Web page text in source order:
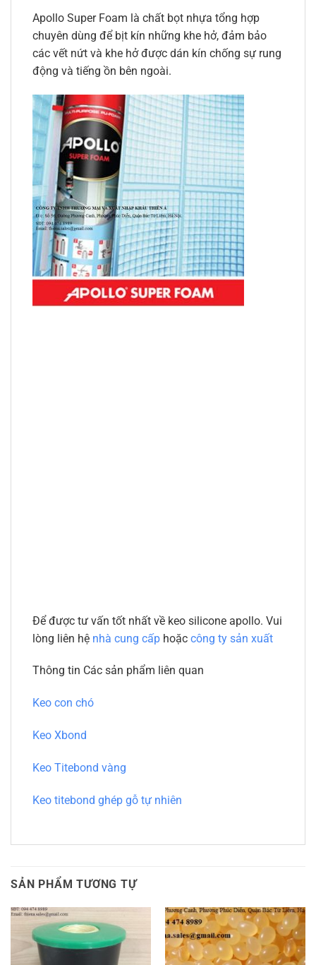
Apollo Super Foam là chất bọt nhựa tổng hợp
chuyên dùng để bịt kín những khe hở, đảm bảo
các vết nứt và khe hở được dán kín chống sự rung
động và tiếng ồn bên ngoài.
Để được tư vấn tốt nhất về keo silicone apollo. Vui
lòng liên hệ nhà cung cấp hoặc công ty sản xuất
Thông tin Các sản phẩm liên quan
Keo con chó
Keo Xbond
Keo Titebond vàng
Keo titebond ghép gỗ tự nhiên
SẢN PHẨM TƯƠNG TỰ